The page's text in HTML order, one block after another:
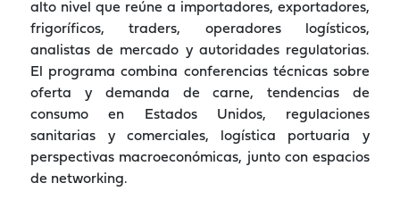
alto nivel que reúne a importadores, exportadores,
frigoríficos, traders, operadores logísticos,
analistas de mercado y autoridades regulatorias.
El programa combina conferencias técnicas sobre
oferta y demanda de carne, tendencias de
consumo en Estados Unidos, regulaciones
sanitarias y comerciales, logística portuaria y
perspectivas macroeconómicas, junto con espacios
de networking.